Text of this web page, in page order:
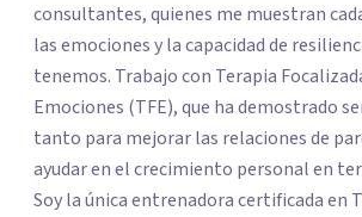
consultantes, quienes me muestran
las emociones y la capacidad de
tenemos. Trabajo con Terapia
Emociones (TFE), que ha demostrado
tanto para mejorar las relaciones de
ayudar en el crecimiento personal en
Soy la única entrenadora certificada en